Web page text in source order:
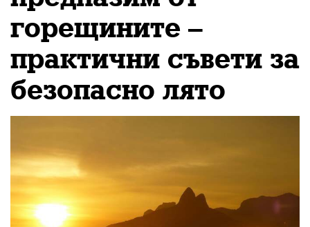
надяват да постигнат
горещините –
практични съвети за
безопасно лято